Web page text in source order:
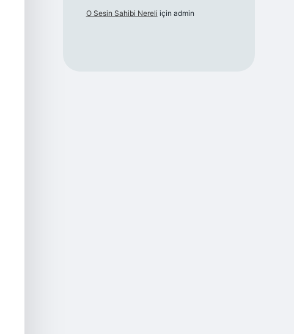
O Sesin Sahibi Nereli için admin